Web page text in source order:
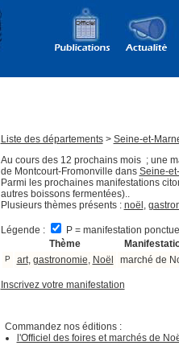
Liste des départements> Seine-et-
Au cours des 12 prochains mois ; une
de Montcourt-Fromonville dans Seine-
Parmi les prochaines manifestations
autres boissons fermentées)..
Plusieurs thèmes présents : noël ,
Légende : P = manifestation
Thème
P art, gastronomie, Noël marché de
Inscrivez votre manifestation
Commandez nos éditions :
l'Officiel des foires et marchés de